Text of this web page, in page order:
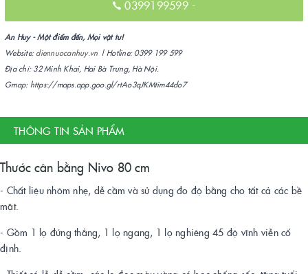
0399199599 -
An Huy - Một điểm đến, Mọi vật tư!
Website: diennuocanhuy.vn | Hotline: 0399 199 599
Địa chỉ: 32 Minh Khai, Hai Bà Trưng, Hà Nội.
Gmap: https://maps.app.goo.gl/rtAo3qJKMtim44do7
THÔNG TIN SẢN PHẨM
Thước cân bằng Nivo 80 cm
- Chất liệu nhôm nhẹ, dễ cầm và sử dụng đo độ bằng cho tất cả các bề
mặt.
- Gồm 1 lọ đứng thẳng, 1 lọ ngang, 1 lọ nghiêng 45 độ vĩnh viễn cố
định.